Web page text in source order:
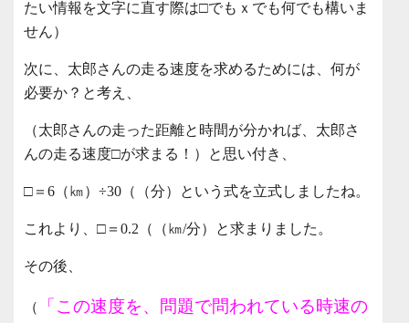
たい情報を文字に直す際は□でもｘでも何でも構いま
せん）
次に、太郎さんの走る速度を求めるためには、何が
必要か？と考え、
（太郎さんの走った距離と時間が分かれば、太郎さ
んの走る速度□が求まる！）と思い付き、
□＝6（㎞）÷30（（分）という式を立式しましたね。
これより、□＝0.2（（㎞/分）と求まりました。
その後、
（
「この速度を、問題で問われている時速の